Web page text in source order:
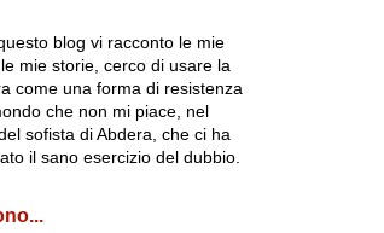
blog vi racconto le mie
mie storie, cerco di usare la
come una forma di resistenza
che non mi piace, nel
sofista di Abdera, che ci ha
il sano esercizio del dubbio.